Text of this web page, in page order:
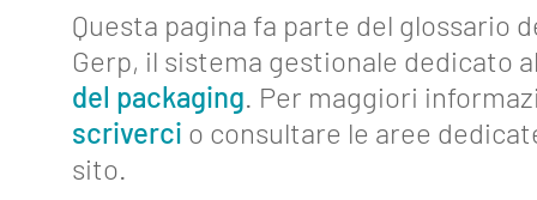
Mediakit
Contatti
Questa pagina fa parte del glossario
Gerp, il sistema gestionale dedicato
del packaging. Per maggiori
scriverci o consultare le aree
sito.